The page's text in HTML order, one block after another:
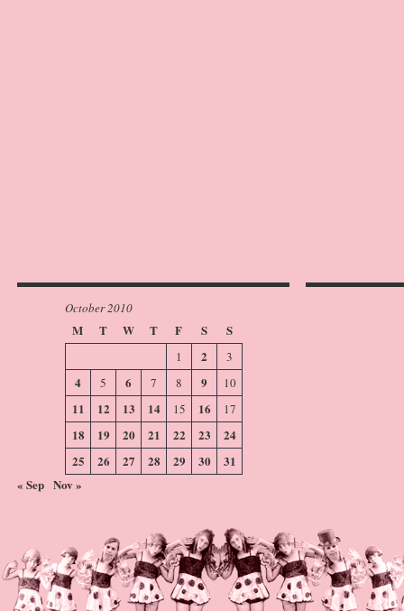
October 2010
M T W T F S S
1 2 3
4 5 6 7 8 9 10
11 12 13 14 15 16 17
18 19 20 21 22 23
24
25
26 27 28 29 30
31
« Sep Nov »